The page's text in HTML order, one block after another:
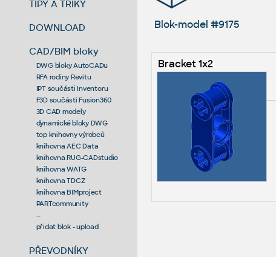
TIPY A TRIKY
DOWNLOAD
CAD/BIM bloky
DWG bloky AutoCADu
RFA rodiny Revitu
IPT součásti Inventoru
F3D součásti Fusion360
3D CAD modely
dynamické bloky DWG
top knihovny výrobců
knihovna AEC Data
knihovna RUG-CADstudio
knihovna WATG
knihovna TDCZ
knihovna BIMproject
PARTcommunity
--
přidat blok - upload
PŘEVODNÍKY
Blok-model #9175
Bracket 1x2